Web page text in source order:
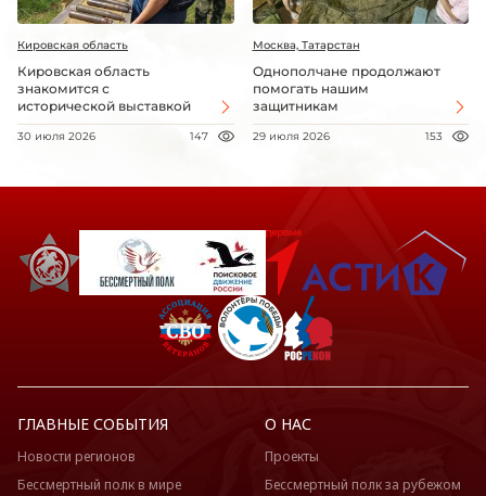
Кировская область
Кировская область
знакомится с
исторической выставкой
30 июля 2026 147
Москва, Татарстан
Однополчане продолжают
помогать нашим
защитникам
29 июля 2026 153
ГЛАВНЫЕ СОБЫТИЯ
Новости регионов
Бессмертный полк в мире
О НАС
Проекты
Бессмертный полк за рубежом